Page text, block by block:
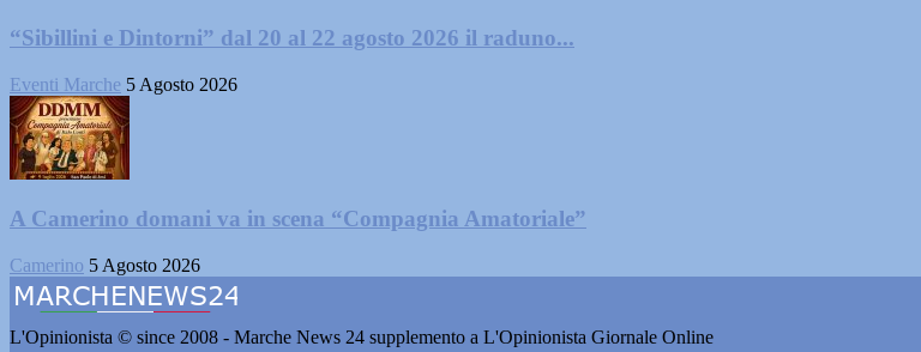
“Sibillini e Dintorni” dal 20 al 22 agosto 2026 il raduno...
Eventi Marche 5 Agosto 2026
A Camerino domani va in scena “Compagnia Amatoriale”
Camerino 5 Agosto 2026
L'Opinionista © since 2008 - Marche News 24 supplemento a L'Opinionista Giornale Online